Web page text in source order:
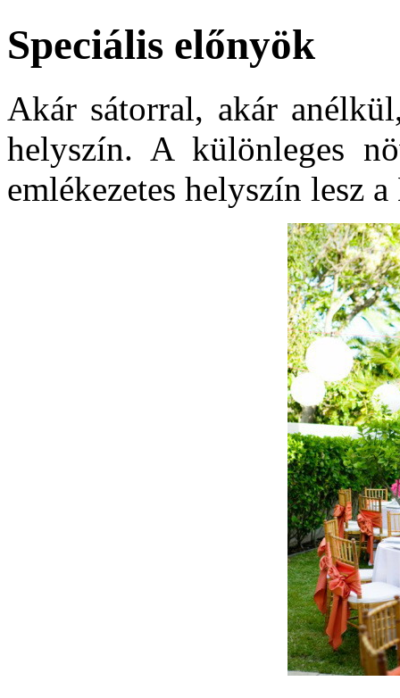
Speciális előnyök
Akár sátorral, akár
helyszín. A különleges
emlékezetes helyszín lesz